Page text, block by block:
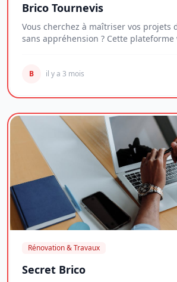
Brico Tournevis
Vous cherchez à maîtriser vos projets
sans appréhension ? Cette plateforme
B il y a 3 mois
Rénovation & Travaux
Secret Brico